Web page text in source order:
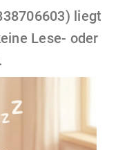
liegt
Lese- oder